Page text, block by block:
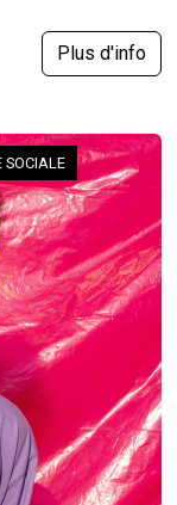
Plus d'info
SOCIALE